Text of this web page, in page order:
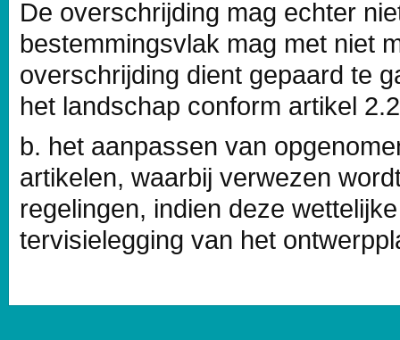
De overschrijding mag echter
bestemmingsvlak mag met niet
overschrijding dient gepaard te
het landschap conform artikel
b. het aanpassen van
artikelen, waarbij verwezen
regelingen, indien deze
tervisielegging van het